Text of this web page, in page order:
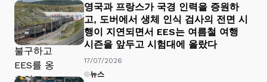
영국과 프랑스가 국경 인력을 증원하
고, 도버에서 생체 인식 검사의 전면 시
행이 지연되면서 EES는 여름철 여행
시즌을 앞두고 시험대에 올랐다
17/07/2026
뉴스